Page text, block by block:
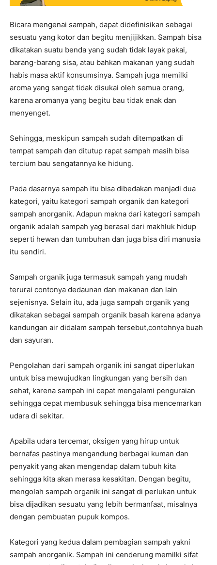
Bicara mengenai sampah, dapat didefinisikan sebagai
sesuatu yang kotor dan begitu menjijikkan. Sampah bisa
dikatakan suatu benda yang sudah tidak layak pakai,
barang-barang sisa, atau bahkan makanan yang sudah
habis masa aktif konsumsinya. Sampah juga memilki
aroma yang sangat tidak disukai oleh semua orang,
karena aromanya yang begitu bau tidak enak dan
menyenget.
Sehingga, meskipun sampah sudah ditempatkan di
tempat sampah dan ditutup rapat sampah masih bisa
tercium bau sengatannya ke hidung.
Pada dasarnya sampah itu bisa dibedakan menjadi dua
kategori, yaitu kategori sampah organik dan kategori
sampah anorganik. Adapun makna dari kategori sampah
organik adalah sampah yag berasal dari makhluk hidup
seperti hewan dan tumbuhan dan juga bisa diri manusia
itu sendiri.
Sampah organik juga termasuk sampah yang mudah
terurai contonya dedaunan dan makanan dan lain
sejenisnya. Selain itu, ada juga sampah organik yang
dikatakan sebagai sampah organik basah karena adanya
kandungan air didalam sampah tersebut,contohnya buah
dan sayuran.
Pengolahan dari sampah organik ini sangat diperlukan
untuk bisa mewujudkan lingkungan yang bersih dan
sehat, karena sampah ini cepat mengalami penguraian
sehingga cepat membusuk sehingga bisa mencemarkan
udara di sekitar.
Apabila udara tercemar, oksigen yang hirup untuk
bernafas pastinya mengandung berbagai kuman dan
penyakit yang akan mengendap dalam tubuh kita
sehingga kita akan merasa kesakitan. Dengan begitu,
mengolah sampah organik ini sangat di perlukan untuk
bisa dijadikan sesuatu yang lebih bermanfaat, misalnya
dengan pembuatan pupuk kompos.
Kategori yang kedua dalam pembagian sampah yakni
sampah anorganik. Sampah ini cenderung memilki sifat